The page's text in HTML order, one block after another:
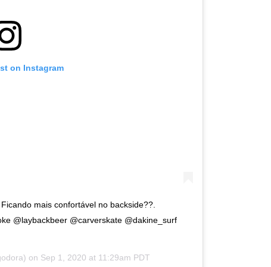
on Instagram
mais confortável no backside??.
@laybackbeer @carverskate @dakine_surf
on Sep 1, 2020 at 11:29am PDT